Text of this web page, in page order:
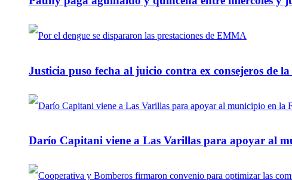
Justicia puso fecha al juicio contra ex consejeros de
Darío Capitani viene a Las Varillas para apoyar al